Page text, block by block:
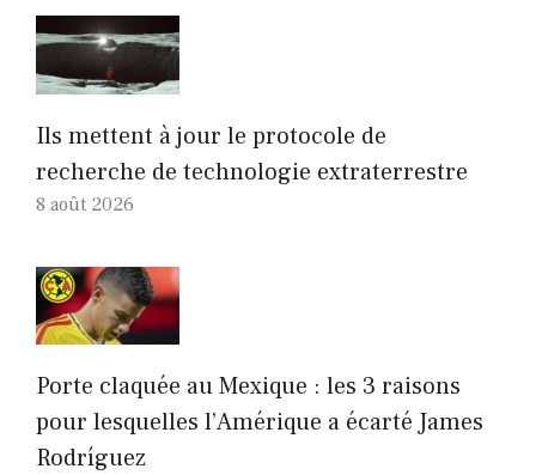
Ils mettent à jour le protocole de
recherche de technologie extraterrestre
8 août 2026
Porte claquée au Mexique : les 3 raisons
pour lesquelles l’Amérique a écarté James
Rodríguez